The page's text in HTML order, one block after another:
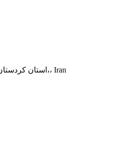
Kurdistan Province, Baneh, استان کردستان،، بانه،، Iran